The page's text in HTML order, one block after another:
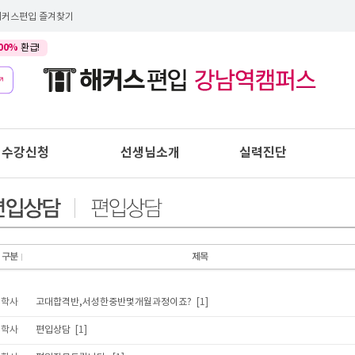
스편입 즐겨찾기
환급!
수강신청 선생님소개 실력진단